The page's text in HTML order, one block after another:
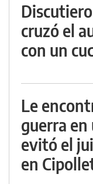
cruzó el
con un
Le
guerra
evitó el
en